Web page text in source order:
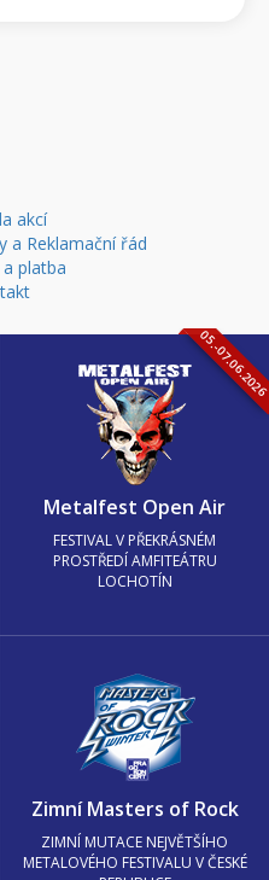
akcí
a Reklamační řád
platba
05.-
Metalfest Open Air
FESTIVAL V PŘEKRÁSNÉM
PROSTŘEDÍ AMFITEÁTRU
LOCHOTÍN
Zimní Masters of Rock
ZIMNÍ MUTACE NEJVĚTŠÍHO
METALOVÉHO FESTIVALU V ČESKÉ